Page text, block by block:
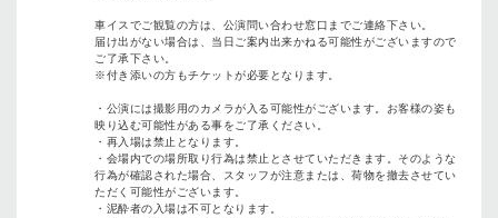
⾞イスでご観覧の⽅は、公演問い合わせ窓⼝までご連絡下さい。
届け出がない場合は、当⽇ご案内出来かねる可能性がございますので
ご了承下さい。
※付き添いの⽅もチケットが必要となります。
・公演には撮影⽤のカメラが⼊る可能性がございます。お客様の姿も
映り込む可能性がある事をご了承ください。
・再⼊場は禁⽌となります。
・会場内での場所取り⾏為は禁⽌とさせていただきます。そのような
⾏為が確認された場合、スタッフが注意または、荷物を撤去させてい
ただく可能性がございます。
・泥酔者の⼊場は不可となります。